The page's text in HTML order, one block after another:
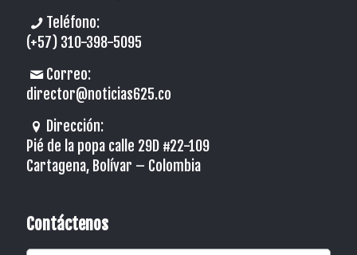
Teléfono:
(+57) 310-398-5095
Correo:
director@noticias625.co
Dirección:
Pié de la popa calle 29D #22-109
Cartagena, Bolívar – Colombia
Contáctenos